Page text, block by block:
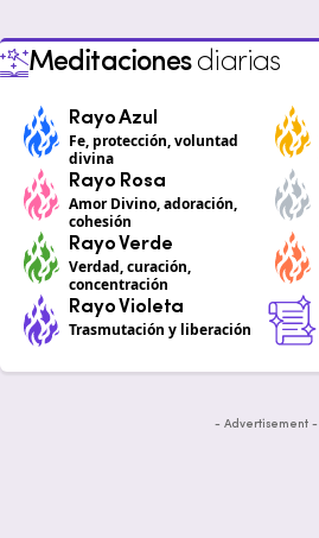
Meditacionesdiarias
Rayo Azul
Fe, protección, voluntad
divina
Rayo Rosa
Amor Divino, adoración,
cohesión
Rayo Verde
Verdad, curación,
concentración
Rayo Violeta
Trasmutación y liberación
- Advertisement -